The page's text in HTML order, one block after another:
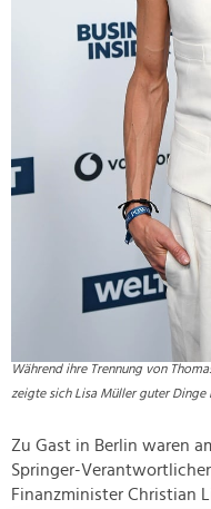
Während ihre Trennung von
zeigte sich Lisa Müller guter Dinge
Zu Gast in Berlin waren
Springer-
Finanzminister Christian